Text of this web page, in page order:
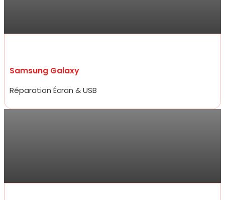
Samsung Galaxy
Réparation Écran & USB